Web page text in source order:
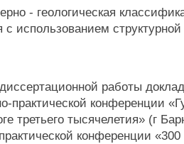
- геологическая
с использованием
работы
практической конференции
третьего тысячелетия» (г
конференции «300